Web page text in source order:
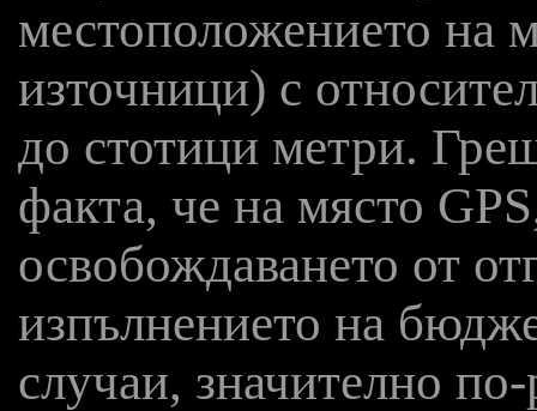
местоположението на
източници) с
до стотици метри.
факта, че на място
освобождаването от
изпълнението на
случаи, значително